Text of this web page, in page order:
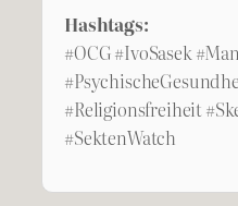
Hashtags:
#OCG #IvoSasek
#Religionsfreiheit
#SektenWatch